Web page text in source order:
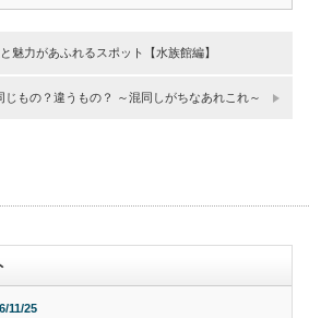
魅力があふれるスポット【水族館編】
じもの？違うもの？ ～混同しがちなあれこれ～
11/25